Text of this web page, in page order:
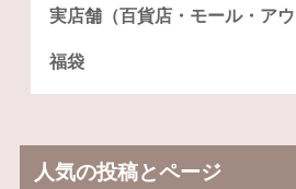
実店舗（百貨店・モール・アウ
福袋
人気の投稿とページ